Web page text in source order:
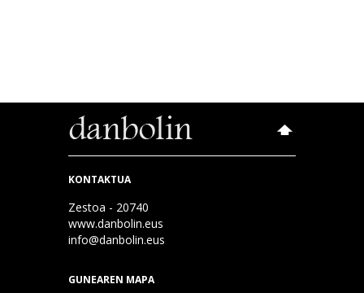
KONTAKTUA
Zestoa - 20740
www.danbolin.eus
info@danbolin.eus
GUNEAREN MAPA